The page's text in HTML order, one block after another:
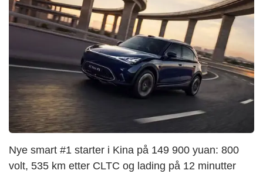
Nye smart #1 starter i Kina på 149 900 yuan: 800
volt, 535 km etter CLTC og lading på 12 minutter